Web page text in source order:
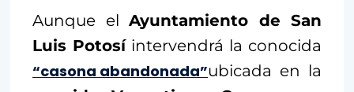
Aunque el Ayuntamiento de San
Luis Potosíintervendrá la conocida
“casona abandonada”ubicada en la